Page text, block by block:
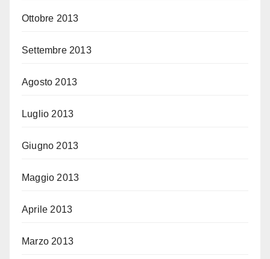
Ottobre 2013
Settembre 2013
Agosto 2013
Luglio 2013
Giugno 2013
Maggio 2013
Aprile 2013
Marzo 2013